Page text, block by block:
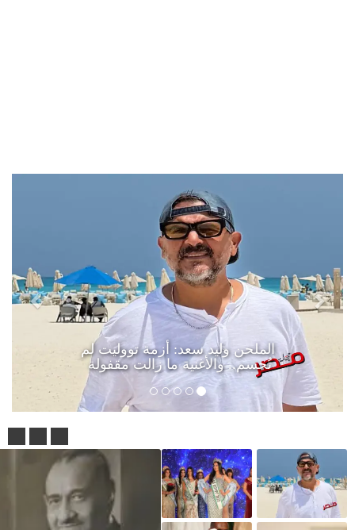
الملحن وليد سعد: أزمة تووليت لم
تُحسم.. والأغنية ما زالت مقفولة